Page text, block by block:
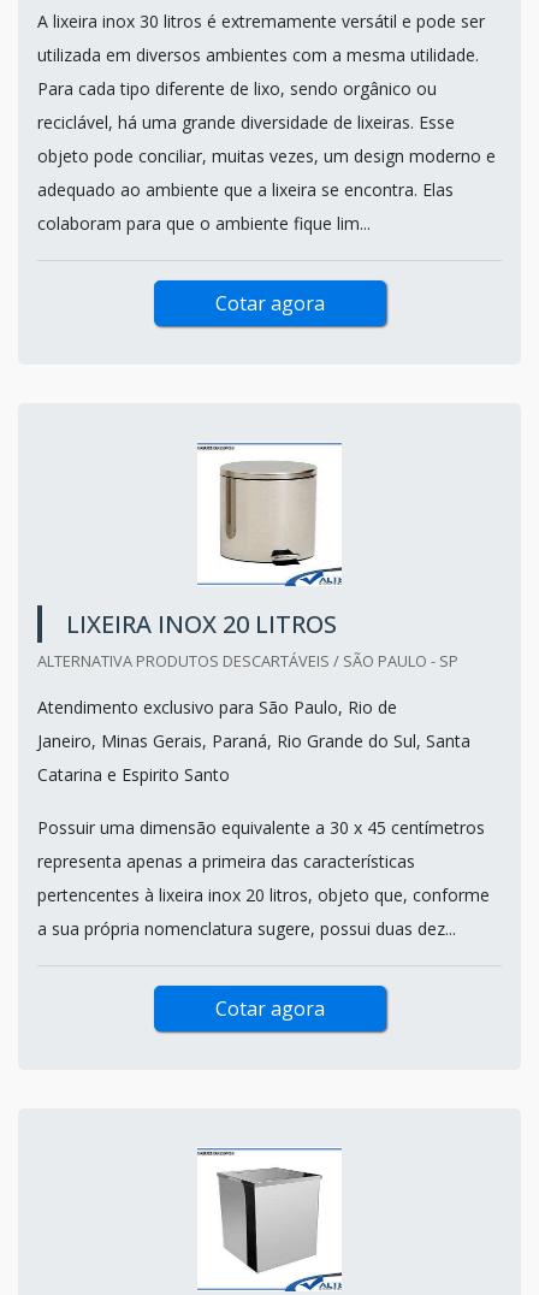
A lixeira inox 30 litros é extremamente versátil e pode ser
utilizada em diversos ambientes com a mesma utilidade.
Para cada tipo diferente de lixo, sendo orgânico ou
reciclável, há uma grande diversidade de lixeiras. Esse
objeto pode conciliar, muitas vezes, um design moderno e
adequado ao ambiente que a lixeira se encontra. Elas
colaboram para que o ambiente fique lim...
Cotar agora
LIXEIRA INOX 20 LITROS
ALTERNATIVA PRODUTOS DESCARTÁVEIS / SÃO PAULO - SP
Atendimento exclusivo para São Paulo, Rio de
Janeiro, Minas Gerais, Paraná, Rio Grande do Sul, Santa
Catarina e Espirito Santo
Possuir uma dimensão equivalente a 30 x 45 centímetros
representa apenas a primeira das características
pertencentes à lixeira inox 20 litros, objeto que, conforme
a sua própria nomenclatura sugere, possui duas dez...
Cotar agora